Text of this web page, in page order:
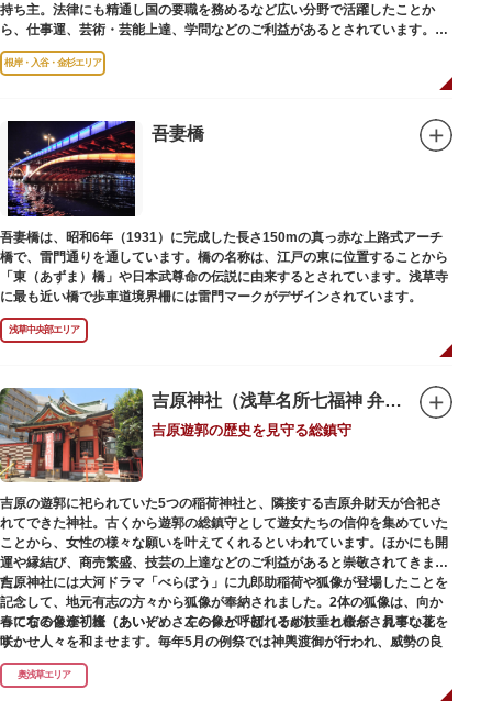
持ち主。法律にも精通し国の要職を務めるなど広い分野で活躍したことか
ら、仕事運、芸術・芸能上達、学問などのご利益があるとされています。
境内には、国の重要有形民俗文化財であるミニチュアの富士山「富士塚」
や、日本三大に数えられる「庚申塚」、昭和を代表する囲碁棋士・藤沢秀行
印は、うっとりするほど美しいデザインで人気を博しています。
江戸後期には、学問の神様である菅原道真公も回向院より遷され、境内にあ
る末社を含めて15柱もの神様が祀られています。俳優の渥美清が願をかけた
神社としても知られ、映画「男はつらいよ」で寅さんが首にかけているお守
りは、ここ小野照崎神社のものです。
根岸・入谷・金杉エリア
吾妻橋
吾妻橋は、昭和6年（1931）に完成した長さ150mの真っ赤な上路式アーチ
橋で、雷門通りを通しています。橋の名称は、江戸の東に位置することから
「東（あずま）橋」や日本武尊命の伝説に由来するとされています。浅草寺
に最も近い橋で歩車道境界柵には雷門マークがデザインされています。
浅草中央部エリア
吉原神社（浅草名所七福神 弁財天）
吉原遊郭の歴史を見守る総鎮守
吉原の遊郭に祀られていた5つの稲荷神社と、隣接する吉原弁財天が合祀さ
れてできた神社。古くから遊郭の総鎮守として遊女たちの信仰を集めていた
ことから、女性の様々な願いを叶えてくれるといわれています。ほかにも開
運や縁結び、商売繁盛、技芸の上達などのご利益があると崇敬されてきまし
た。
春になると逢初桜（あいぞめさくら）と呼ばれるが枝垂れ桜が、見事な花を
咲かせ人々を和ませます。毎年5月の例祭では神輿渡御が行われ、威勢の良
い掛け声とともに各町は活気にあふれます。
吉原弁財天は浅草名所七福神の一社・弁財天にあたり、七福神に関する授与
吉原神社には大河ドラマ「べらぼう」に九郎助稲荷や狐像が登場したことを
記念して、地元有志の方々から狐像が奉納されました。2体の狐像は、向か
って右の像が「逢（あい）」、左の像が「初（そめ）」と命名されていま
す。
奥浅草エリア